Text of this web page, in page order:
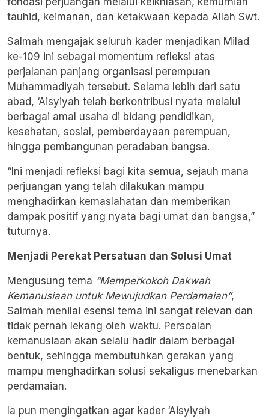
tauhid, keimanan, dan ketakwaan kepada Allah Swt.
Salmah mengajak seluruh kader menjadikan Milad
ke-109 ini sebagai momentum refleksi atas
perjalanan panjang organisasi perempuan
Muhammadiyah tersebut. Selama lebih dari satu
abad, ‘Aisyiyah telah berkontribusi nyata melalui
berbagai amal usaha di bidang pendidikan,
kesehatan, sosial, pemberdayaan perempuan,
hingga pembangunan peradaban bangsa.
“Ini menjadi refleksi bagi kita semua, sejauh mana
perjuangan yang telah dilakukan mampu
menghadirkan kemaslahatan dan memberikan
dampak positif yang nyata bagi umat dan bangsa,”
tuturnya.
Menjadi Perekat Persatuan dan Solusi Umat
Mengusung tema “Memperkokoh Dakwah
Kemanusiaan untuk Mewujudkan Perdamaian”,
Salmah menilai esensi tema ini sangat relevan dan
tidak pernah lekang oleh waktu. Persoalan
kemanusiaan akan selalu hadir dalam berbagai
bentuk, sehingga membutuhkan gerakan yang
mampu menghadirkan solusi sekaligus menebarkan
perdamaian.
Ia pun mengingatkan agar kader ‘Aisyiyah